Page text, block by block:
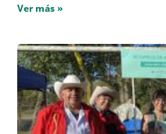
Ver más »